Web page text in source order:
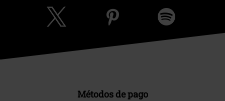
Métodos de pago